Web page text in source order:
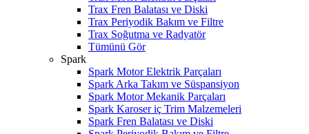
Trax Fren Balatası ve Diski
Trax Periyodik Bakım ve Filtre
Trax Soğutma ve Radyatör
Tümünü Gör
Spark
Spark Motor Elektrik Parçaları
Spark Arka Takım ve Süspansiyon
Spark Motor Mekanik Parçaları
Spark Karoser iç Trim Malzemeleri
Spark Fren Balatası ve Diski